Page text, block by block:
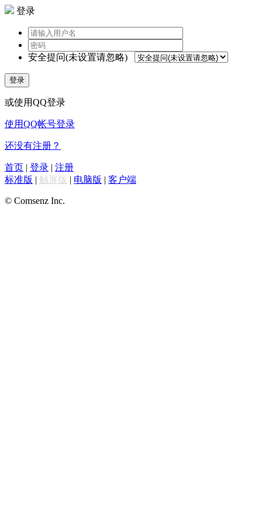
登录
安全提问(未设置请忽略)
登录
或使用QQ登录
使用QQ帐号登录
还没有注册？
首页 | 登录 | 注册
标准版 | 触屏版 | 电脑版 | 客户端
© Comsenz Inc.